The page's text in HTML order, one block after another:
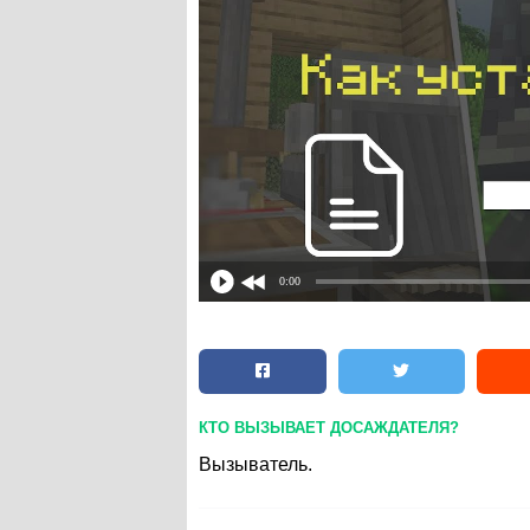
0:00
КТО ВЫЗЫВАЕТ ДОСАЖДАТЕЛЯ?
Вызыватель.